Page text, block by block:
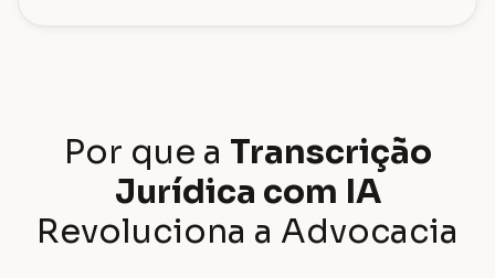
Por que a Transcrição
Jurídica com IA
Revoluciona a Advocacia